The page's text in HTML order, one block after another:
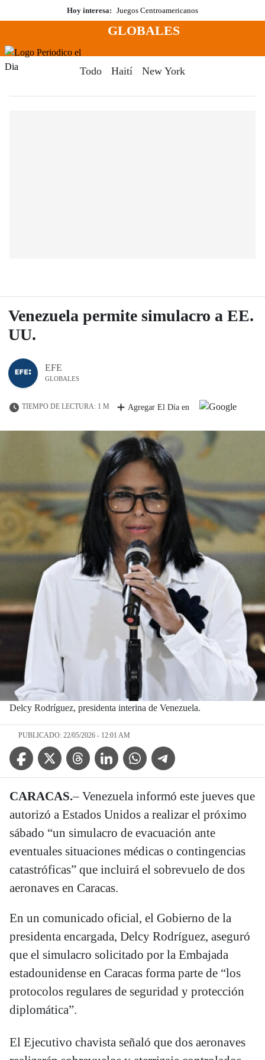
al
Hoy interesa: Juegos Centroamericanos
Menú
GLOBALES
Todo Haití New York
Venezuela permite simulacro a EE.
UU.
EFE
GLOBALES
TIEMPO DE LECTURA: 1 M Agregar El Día en
Delcy Rodríguez, presidenta interina de Venezuela.
PUBLICADO: 22/05/2026 - 12:01 AM
Facebook IconTwitter IconThreads IconLinkedin IconWhatsApp IconTelegram Icon
CARACAS.– Venezuela informó este jueves que
autorizó a Estados Unidos a realizar el próximo
sábado “un simulacro de evacuación ante
eventuales situaciones médicas o contingencias
catastróficas” que incluirá el sobrevuelo de dos
aeronaves en Caracas.
En un comunicado oficial, el Gobierno de la
presidenta encargada, Delcy Rodríguez, aseguró
que el simulacro solicitado por la Embajada
estadounidense en Caracas forma parte de “los
protocolos regulares de seguridad y protección
diplomática”.
El Ejecutivo chavista señaló que dos aeronaves